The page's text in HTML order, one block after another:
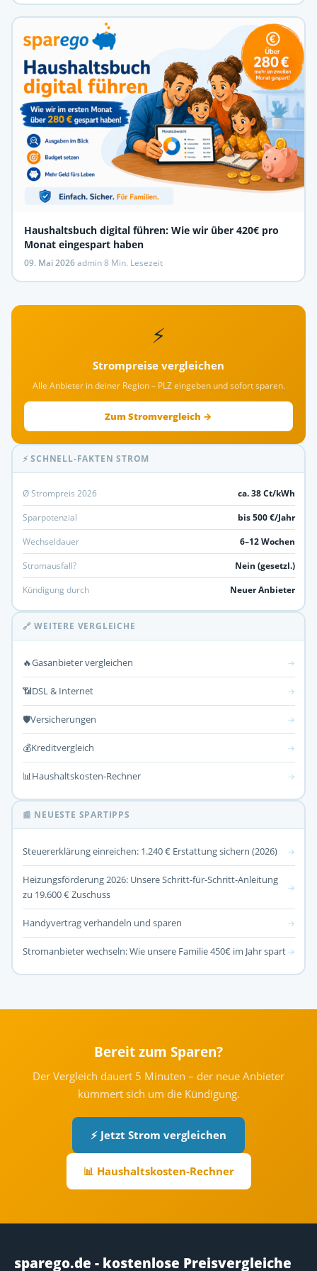
Haushaltsbuch digital führen: Wie wir über 420€ pro
Monat eingespart haben
09. Mai 2026·admin·8 Min. Lesezeit
⚡
Strompreise vergleichen
Alle Anbieter in deiner Region – PLZ eingeben und sofort sparen.
Zum Stromvergleich →
⚡ SCHNELL-FAKTEN STROM
Ø Strompreis 2026
ca. 38 Ct/kWh
Sparpotenzial
bis 500 €/Jahr
Wechseldauer
6–12 Wochen
Stromausfall?
Nein (gesetzl.)
Kündigung durch
Neuer Anbieter
🔗 WEITERE VERGLEICHE
🔥Gasanbieter vergleichen →
📶DSL & Internet →
🛡️Versicherungen →
💰Kreditvergleich →
📊Haushaltskosten-Rechner →
📰 NEUESTE SPARTIPPS
Steuererklärung einreichen: 1.240 € Erstattung sichern (2026) →
Heizungsförderung 2026: Unsere Schritt-für-Schritt-Anleitung
zu 19.600 € Zuschuss
→
Handyvertrag verhandeln und sparen →
Stromanbieter wechseln: Wie unsere Familie 450€ im Jahr spart →
Bereit zum Sparen?
Der Vergleich dauert 5 Minuten – der neue Anbieter
kümmert sich um die Kündigung.
⚡ Jetzt Strom vergleichen
📊 Haushaltskosten-Rechner
sparego.de - kostenlose Preisvergleiche